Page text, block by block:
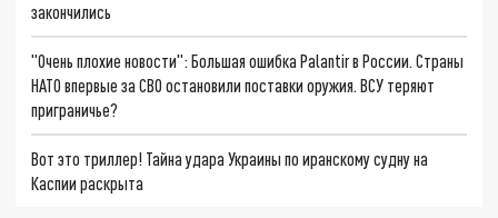
закончились
"Очень плохие новости": Большая ошибка Palantir в России. Страны
НАТО впервые за СВО остановили поставки оружия. ВСУ теряют
приграничье?
Вот это триллер! Тайна удара Украины по иранскому судну на
Каспии раскрыта